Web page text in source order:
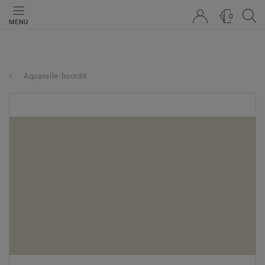
MENU
0
Aquarelle-boordit